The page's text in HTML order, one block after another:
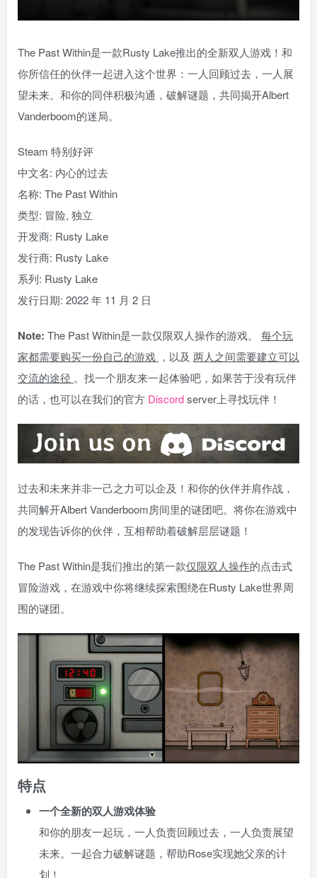
The Past Within是一款Rusty Lake推出的全新双人游戏！和
你所信任的伙伴一起进入这个世界：一人回顾过去，一人展
望未来。和你的同伴积极沟通，破解谜题，共同揭开Albert
Vanderboom的迷局。
Steam 特别好评
中文名: 内心的过去
名称: The Past Within
类型: 冒险, 独立
开发商: Rusty Lake
发行商: Rusty Lake
系列: Rusty Lake
发行日期: 2022 年 11 月 2 日
Note: The Past Within是一款仅限双人操作的游戏。 每个玩
家都需要购买一份自己的游戏 ，以及 两人之间需要建立可以
交流的途径 。找一个朋友来一起体验吧，如果苦于没有玩伴
的话，也可以在我们的官方 Discordserver上寻找玩伴！
过去和未来并非一己之力可以企及！和你的伙伴并肩作战，
共同解开Albert Vanderboom房间里的谜团吧。将你在游戏中
的发现告诉你的伙伴，互相帮助着破解层层谜题！
The Past Within是我们推出的第一款仅限双人操作的点击式
冒险游戏，在游戏中你将继续探索围绕在Rusty Lake世界周
围的谜团。
特点
一个全新的双人游戏体验
和你的朋友一起玩，一人负责回顾过去，一人负责展望
未来。一起合力破解谜题，帮助Rose实现她父亲的计
划！